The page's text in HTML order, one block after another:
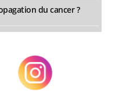
du cancer ?